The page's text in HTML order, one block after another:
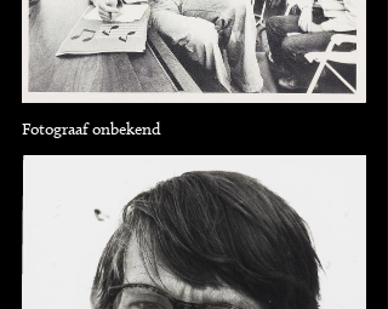
Fotograaf onbekend